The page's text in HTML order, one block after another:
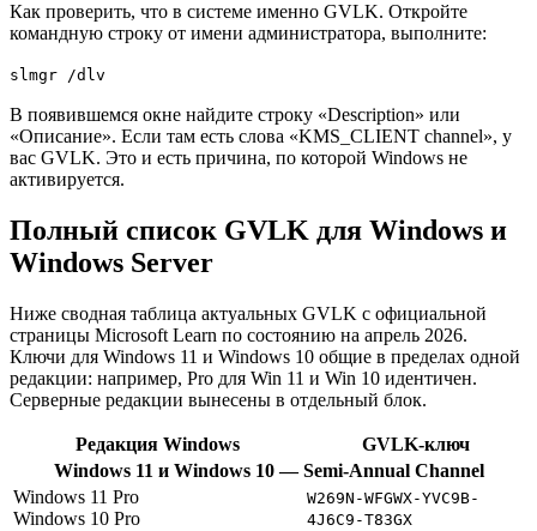
Как проверить, что в системе именно GVLK. Откройте
командную строку от имени администратора, выполните:
slmgr /dlv
В появившемся окне найдите строку «Description» или
«Описание». Если там есть слова «KMS_CLIENT channel», у
вас GVLK. Это и есть причина, по которой Windows не
активируется.
Полный список GVLK для Windows и
Windows Server
Ниже сводная таблица актуальных GVLK с официальной
страницы Microsoft Learn по состоянию на апрель 2026.
Ключи для Windows 11 и Windows 10 общие в пределах одной
редакции: например, Pro для Win 11 и Win 10 идентичен.
Серверные редакции вынесены в отдельный блок.
Редакция Windows
GVLK-ключ
Windows 11 и Windows 10 — Semi-Annual Channel
Windows 11 Pro
Windows 10 Pro
W269N-WFGWX-YVC9B-
4J6C9-T83GX